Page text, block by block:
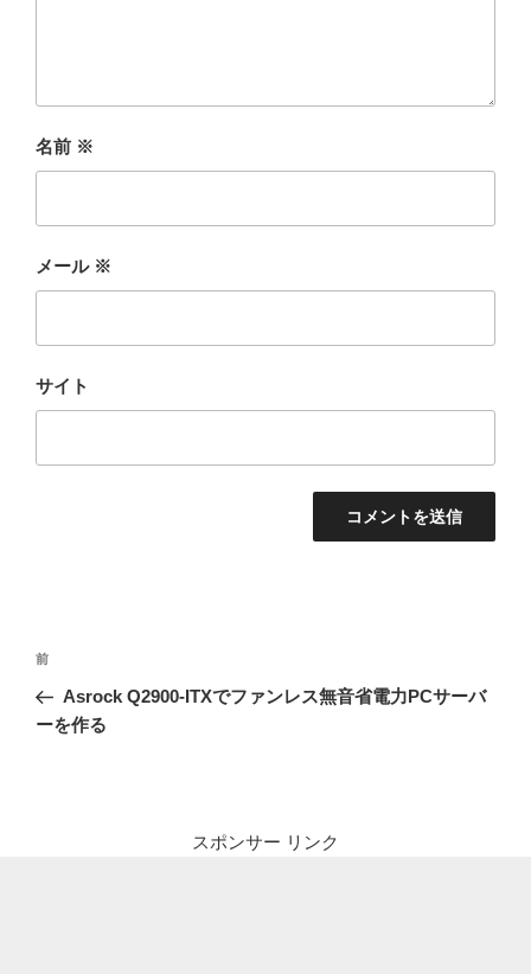
名前 ※
メール ※
サイト
投
ナ
前
の
前
Asrock Q2900-ITXでファンレス無音省電力PCサーバ
ーを作る
スポンサー リンク